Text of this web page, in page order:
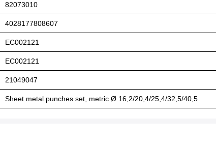
82073010
4028177808607
EC002121
EC002121
21049047
Sheet metal punches set, metric Ø 16,2/20,4/25,4/32,5/40,5